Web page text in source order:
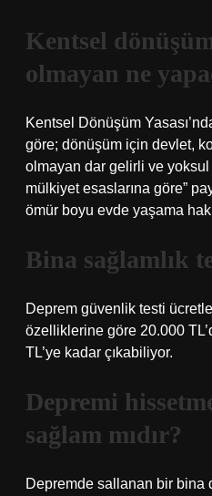
Kentsel
olmayan ne
Kentsel Dönüşüm
göre; dönüşüm için devlet,
olmayan dar gelirli ve yoksul
mülkiyet esaslarına göre”
ömür boyu evde yaşama
Bina sağlamlık
Deprem güvenlik testi
özelliklerine göre 20.000
TL’ye kadar çıkabiliyor.
Depremi
sağlam mıdır?
Depremde sallanan bir bina